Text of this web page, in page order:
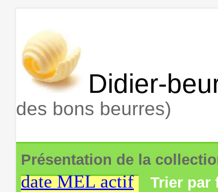
Didier-
des bons beurres)
Présentation de la
date MEL actif
Trier par